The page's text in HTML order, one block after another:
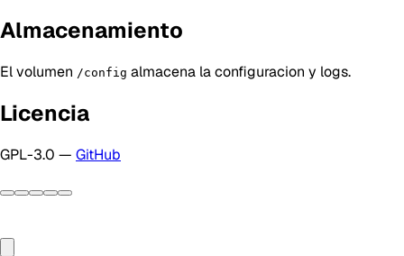
Almacenamiento
El volumen /config almacena la configuracion y logs.
Licencia
GPL-3.0 — GitHub